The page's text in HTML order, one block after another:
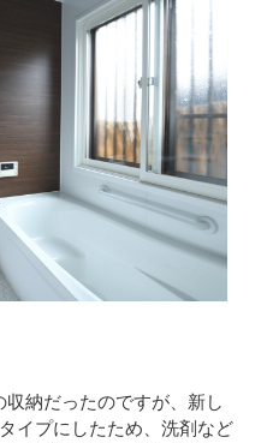
納だったのですが、新し
イプにしたため、洗剤など